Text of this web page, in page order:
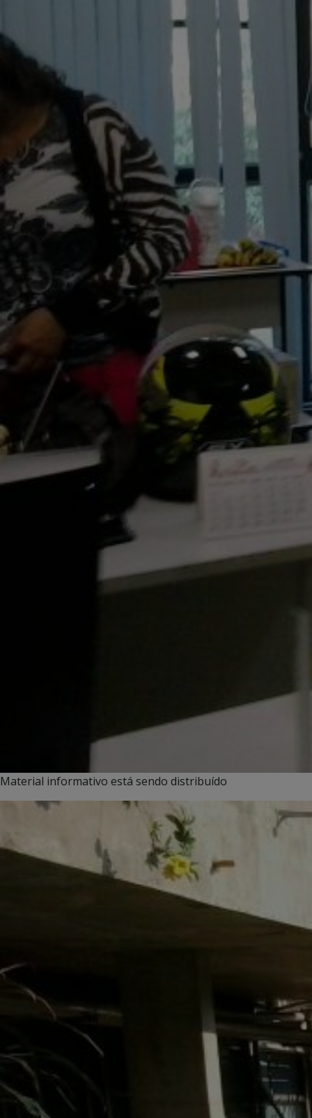
Material informativo está sendo distribuído